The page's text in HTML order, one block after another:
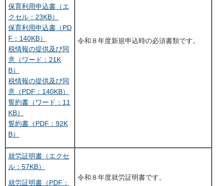
保育利用申込書（エ
クセル：23KB）
保育利用申込書（PD
F：140KB）
税情報の提供及び同
意（ワード：21K
B）
税情報の提供及び同
意（PDF：140KB）
誓約書（ワード：11
KB）
誓約書（PDF：92K
B）
令和８年度新規申込時の必須書類です。
就労証明書（エクセ
ル：57KB）
就労証明書（PDF：
令和８年度就労証明書です。